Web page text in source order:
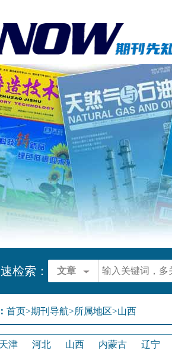
检索： 文章
首页>期刊导航>所属地区>山西
天津 河北 山西 内蒙古 辽宁